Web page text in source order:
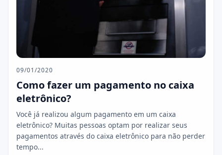
09/01/2020
Como fazer um pagamento no caixa
eletrônico?
Você já realizou algum pagamento em um caixa
eletrônico? Muitas pessoas optam por realizar seus
pagamentos através do caixa eletrônico para não perder
tempo...